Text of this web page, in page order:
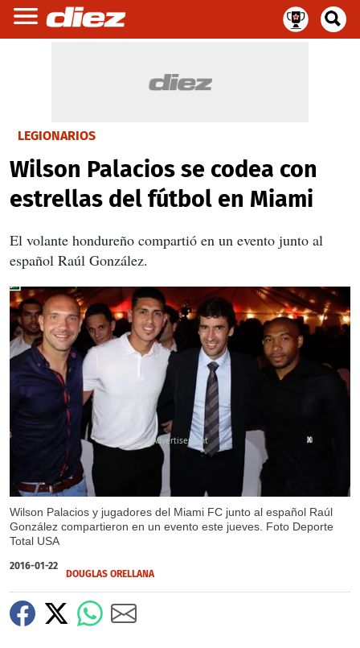
LEGIONARIOS
Wilson Palacios se codea con
estrellas del fútbol en Miami
El volante hondureño compartió en un evento junto al
español Raúl González.
Wilson Palacios y jugadores del Miami FC junto al español Raúl
González compartieron en un evento este jueves. Foto Deporte
Total USA
X
2016-01-22
DOUGLAS ORELLANA